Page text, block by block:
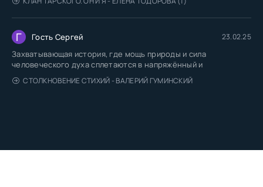
Г Гость Сергей 23.02.25
Захватывающая история, где мощь природы и сила
человеческого духа сплетаются в напряжённый и
СТОЛКНОВЕНИЕ СТИХИЙ - ВАЛЕРИЙ ГУМИНСКИЙ